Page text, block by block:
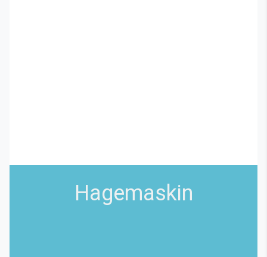
Hagemaskin